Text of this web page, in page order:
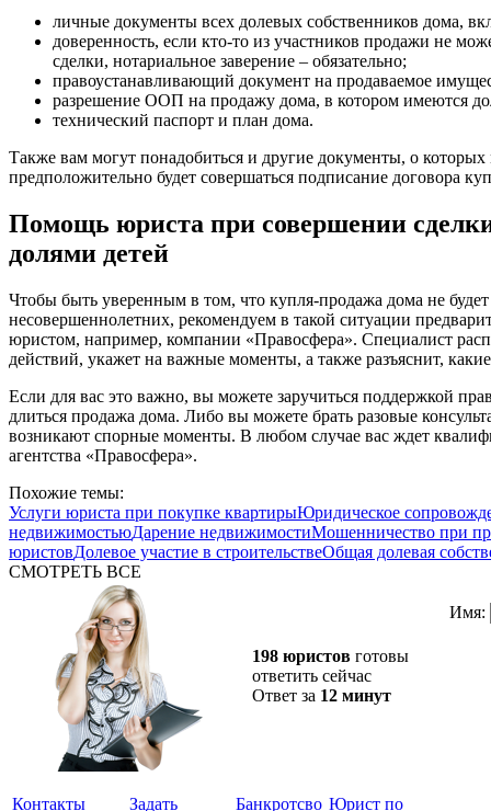
личные документы всех долевых собственников дома,
доверенность, если кто-то из участников продажи не
сделки, нотариальное заверение – обязательно;
правоустанавливающий документ на продаваемое
разрешение ООП на продажу дома, в котором имеются
технический паспорт и план дома.
Также вам могут понадобиться и другие документы, о
предположительно будет совершаться подписание договора
Помощь юриста при совершении
долями детей
Чтобы быть уверенным в том, что купля-продажа дома не
несовершеннолетних, рекомендуем в такой ситуации
юристом, например, компании «Правосфера». Специалист
действий, укажет на важные моменты, а также разъяснит,
Если для вас это важно, вы можете заручиться поддержкой
длиться продажа дома. Либо вы можете брать разовые
возникают спорные моменты. В любом случае вас ждет
агентства «Правосфера».
Похожие темы:
Услуги юриста при покупке квартирыЮридическое
недвижимостьюДарение недвижимостиМошенничество при
юристовДолевое участие в строительствеОбщая долевая
СМОТРЕТЬ ВСЕ
198 юристов готовы
ответить сейчас
Ответ за 12 минут
Имя:
Контакты Задать Банкротсво Юрист по